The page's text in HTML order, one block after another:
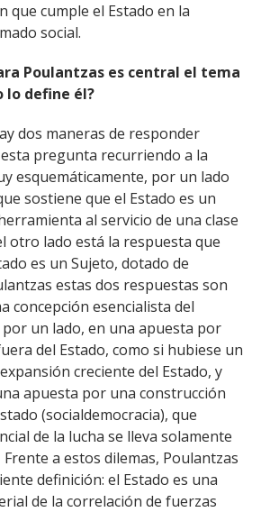
que cumple el Estado en la
social.
Poulantzas es central el tema
lo define él?
dos maneras de responder
pregunta recurriendo a la
esquemáticamente, por un lado
sostiene que el Estado es un
al servicio de una clase
otro lado está la respuesta que
es un Sujeto, dotado de
estas dos respuestas son
concepción esencialista del
por un lado, en una apuesta por
del Estado, como si hubiese un
creciente del Estado, y
apuesta por una construcción
(socialdemocracia), que
de la lucha se lleva solamente
a estos dilemas, Poulantzas
definición: el Estado es una
de la correlación de fuerzas